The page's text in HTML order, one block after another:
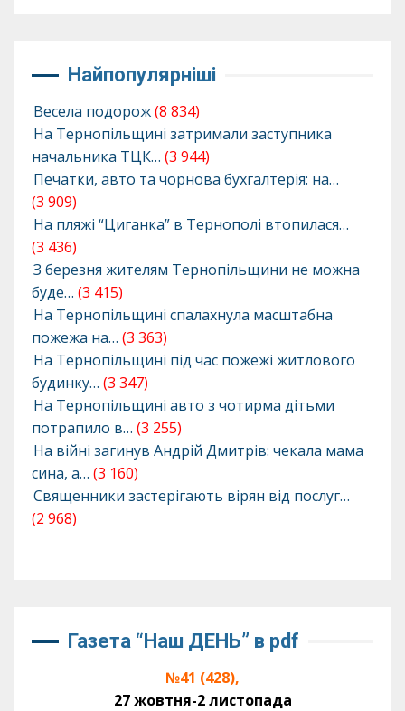
Найпопулярніші
Весела подорож(8 834)
На Тернопільщині затримали заступника
начальника ТЦК… (3 944)
Печатки, авто та чорнова бухгалтерія: на…
(3 909)
На пляжі “Циганка” в Тернополі втопилася…
(3 436)
З березня жителям Тернопільщини не можна
буде… (3 415)
На Тернопільщині спалахнула масштабна
пожежа на… (3 363)
На Тернопільщині під час пожежі житлового
будинку… (3 347)
На Тернопільщині авто з чотирма дітьми
потрапило в… (3 255)
На війні загинув Андрій Дмитрів: чекала мама
сина, а… (3 160)
Священники застерігають вірян від послуг…
(2 968)
Газета “Наш ДЕНЬ” в pdf
№41 (428),
27 жовтня-2 листопада